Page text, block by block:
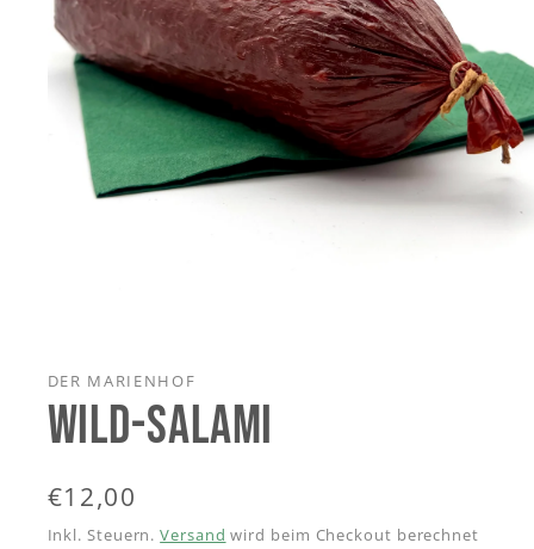
öffnen
DER MARIENHOF
WILD-SALAMI
Normaler
Preis
€12,00
Inkl. Steuern.Versand wird beim Checkout berechnet